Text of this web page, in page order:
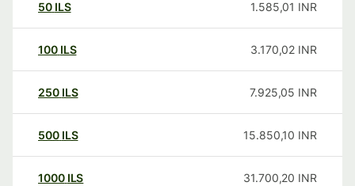
50 ILS 1.585,01 INR
100 ILS 3.170,02 INR
250 ILS 7.925,05 INR
500 ILS 15.850,10 INR
1000 ILS 31.700,20 INR